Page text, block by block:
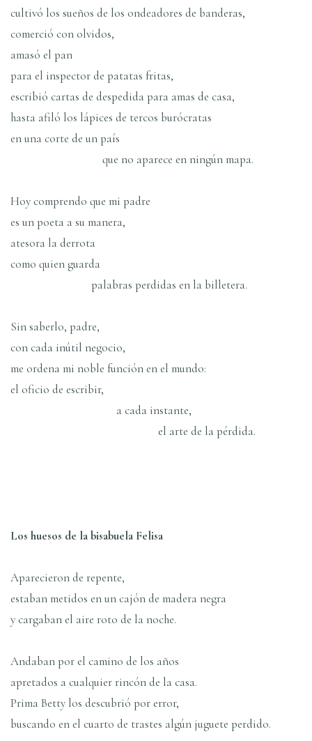
cultivó los sueños de los ondeadores de banderas,
comerció con olvidos,
amasó el pan
para el inspector de patatas fritas,
escribió cartas de despedida para amas de casa,
hasta afiló los lápices de tercos burócratas
en una corte de un país
que no aparece en ningún mapa.
Hoy comprendo que mi padre
es un poeta a su manera,
atesora la derrota
como quien guarda
palabras perdidas en la billetera.
Sin saberlo, padre,
con cada inútil negocio,
me ordena mi noble función en el mundo:
el oficio de escribir,
a cada instante,
el arte de la pérdida.
Los huesos de la bisabuela Felisa
Aparecieron de repente,
estaban metidos en un cajón de madera negra
y cargaban el aire roto de la noche.
Andaban por el camino de los años
apretados a cualquier rincón de la casa.
Prima Betty los descubrió por error,
buscando en el cuarto de trastes algún juguete perdido.